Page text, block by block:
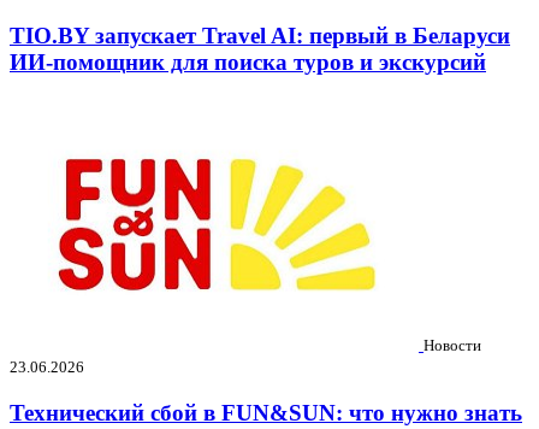
TIO.BY запускает Travel AI: первый в Беларуси
ИИ-помощник для поиска туров и экскурсий
Новости
23.06.2026
Технический сбой в FUN&SUN: что нужно знать